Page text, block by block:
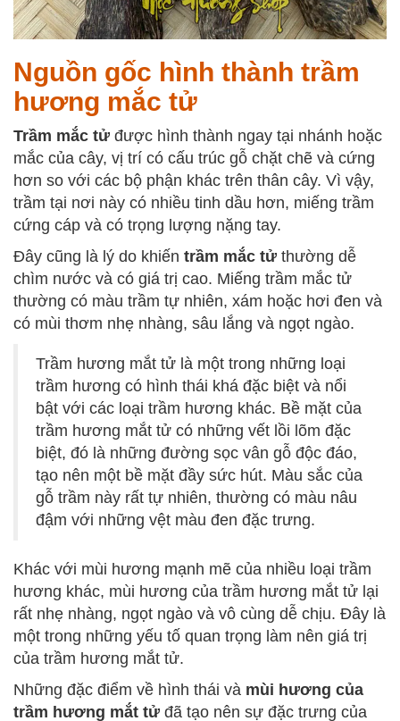
Nguồn gốc hình thành trầm
hương mắc tử
Trầm mắc tử được hình thành ngay tại nhánh hoặc
mắc của cây, vị trí có cấu trúc gỗ chặt chẽ và cứng
hơn so với các bộ phận khác trên thân cây. Vì vậy,
trầm tại nơi này có nhiều tinh dầu hơn, miếng trầm
cứng cáp và có trọng lượng nặng tay.
Đây cũng là lý do khiến trầm mắc tử thường dễ
chìm nước và có giá trị cao. Miếng trầm mắc tử
thường có màu trầm tự nhiên, xám hoặc hơi đen và
có mùi thơm nhẹ nhàng, sâu lắng và ngọt ngào.
Trầm hương mắt tử là một trong những loại
trầm hương có hình thái khá đặc biệt và nổi
bật với các loại trầm hương khác. Bề mặt của
trầm hương mắt tử có những vết lồi lõm đặc
biệt, đó là những đường sọc vân gỗ độc đáo,
tạo nên một bề mặt đầy sức hút. Màu sắc của
gỗ trầm này rất tự nhiên, thường có màu nâu
đậm với những vệt màu đen đặc trưng.
Khác với mùi hương mạnh mẽ của nhiều loại trầm
hương khác, mùi hương của trầm hương mắt tử lại
rất nhẹ nhàng, ngọt ngào và vô cùng dễ chịu. Đây là
một trong những yếu tố quan trọng làm nên giá trị
của trầm hương mắt tử.
Những đặc điểm về hình thái và mùi hương của
trầm hương mắt tử đã tạo nên sự đặc trưng của